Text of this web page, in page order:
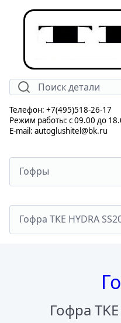
Телефон: +7(495)518-26-17
Режим работы: с 09.00 до
E-mail: autoglushitel@bk.ru
Гофры
Гофра TKE HYDRA
Гофра